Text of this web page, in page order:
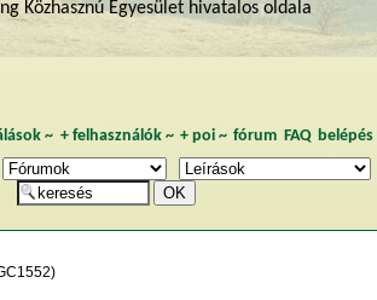
Közhasznú Egyesület hivatalos oldala
~ + felhasználók~ + poi~ fórum FAQ belépés